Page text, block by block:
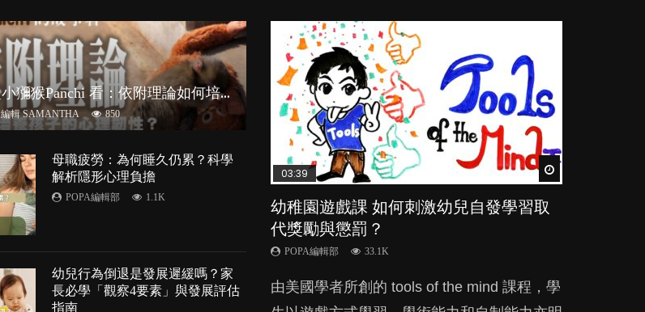
從
小獼猴Panchi 看：依附理論如何培養孩子心理韌性？
編輯 SAMANTHA 850
母職疲勞：為何睡久仍累？科學
解析隱形心理負擔
POPA編輯部 1.1K
幼兒行為倒退是發展遲緩嗎？家
長必學「觀察4要素」與發展評估
指南
03:39
幼稚園遊戲課 如何刺激幼兒自發學習取
代獎勵與懲罰？
POPA編輯部 33.1K
由美國學者所創的 tools of the mind 課程，學
03:02
老公患產後憂鬱症對BB的影響
POPA編輯部 15.9K
後抑鬱，影響日常生活，嚴重的甚至會有自
04:59
幼兒playgroup真係玩耍中學習？研究指
BB 15個月大前上堂不見效果
POPA編輯部 47.1K
現今小朋友的起跑線，愈推愈前。雖然政府並
04:06
全職好？在職好？｜全職媽媽與在職媽媽
的壓力與價值
POPA編輯部 25.8K
許多媽媽心底可能都有一刻掙扎過：究竟全職
03:41
BB口腔期乜都放入口，父母該制止還是
放手？
POPA編輯部 25.5K
BB最喜歡隨手拿起什麼都放入口中，有人說